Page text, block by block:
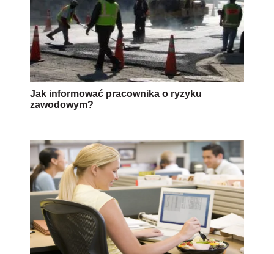
Jak informować pracownika o ryzyku
zawodowym?